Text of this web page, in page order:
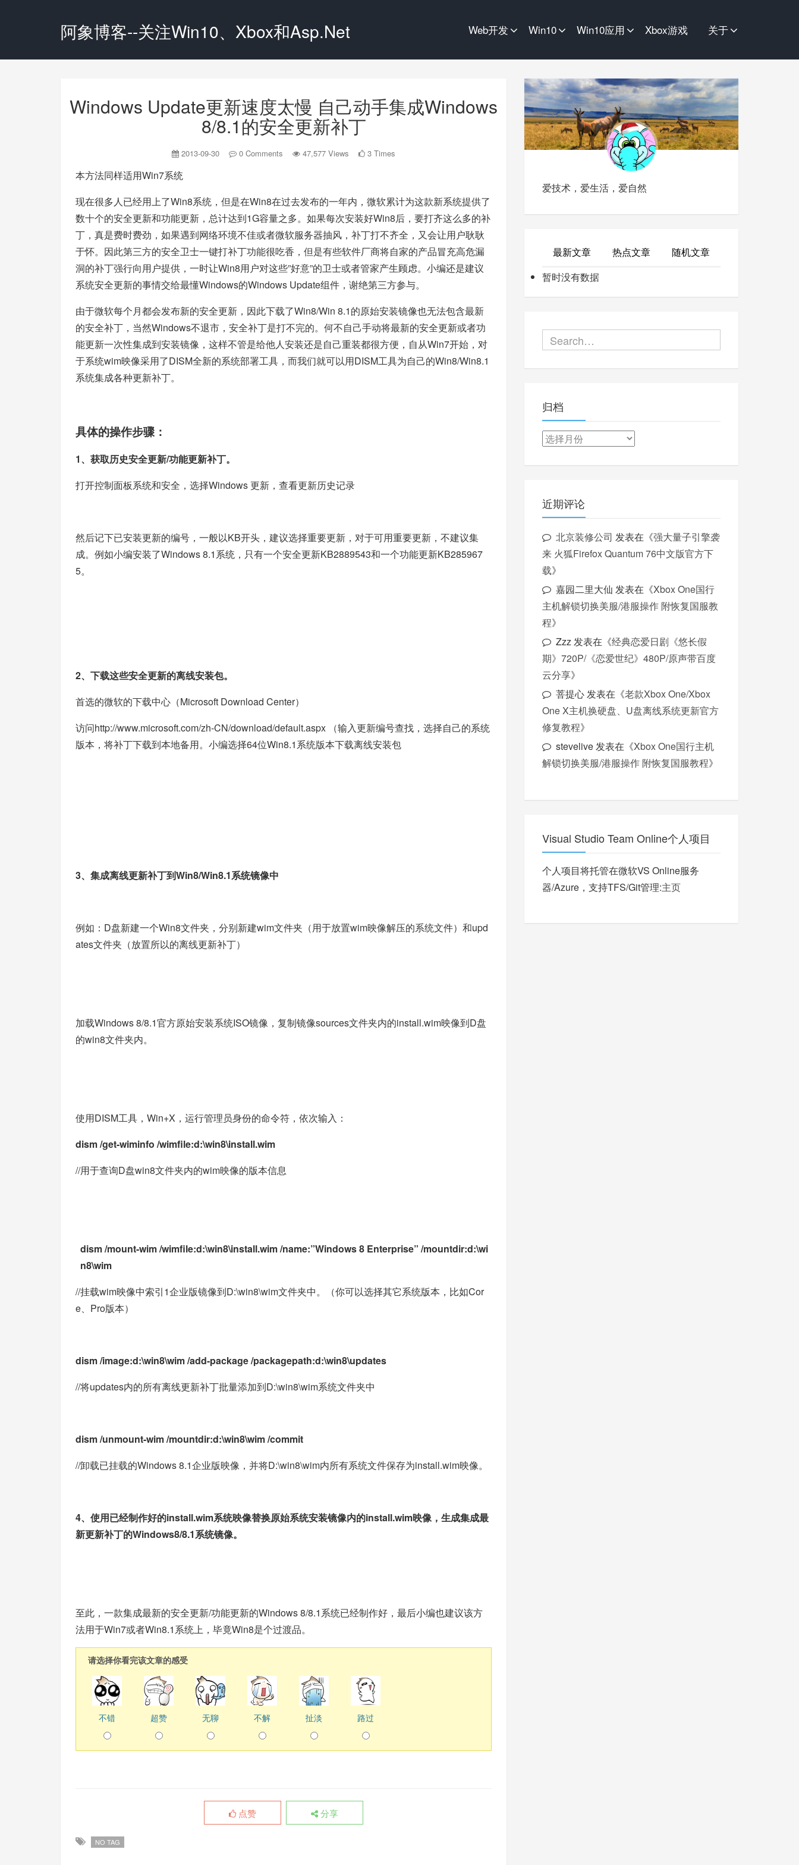
阿象博客--关注Win10、Xbox和Asp.Net Web开发 Win10 Win10应用 Xbox游戏 关于
Windows Update更新速度太慢 自己动手集成Windows
8/8.1的安全更新补丁
2013-09-30 0 Comments 47,577 Views 3 Times
本方法同样适用Win7系统
现在很多人已经用上了Win8系统，但是在Win8在过去发布的一年内，微软累计为这款新系统提供了
数十个的安全更新和功能更新，总计达到1G容量之多。如果每次安装好Win8后，要打齐这么多的补
丁，真是费时费劲，如果遇到网络环境不佳或者微软服务器抽风，补丁打不齐全，又会让用户耿耿
于怀。因此第三方的安全卫士一键打补丁功能很吃香，但是有些软件厂商将自家的产品冒充高危漏
洞的补丁强行向用户提供，一时让Win8用户对这些”好意”的卫士或者管家产生顾虑。小编还是建议
系统安全更新的事情交给最懂Windows的Windows Update组件，谢绝第三方参与。
由于微软每个月都会发布新的安全更新，因此下载了Win8/Win 8.1的原始安装镜像也无法包含最新
的安全补丁，当然Windows不退市，安全补丁是打不完的。何不自己手动将最新的安全更新或者功
能更新一次性集成到安装镜像，这样不管是给他人安装还是自己重装都很方便，自从Win7开始，对
于系统wim映像采用了DISM全新的系统部署工具，而我们就可以用DISM工具为自己的Win8/Win8.1
系统集成各种更新补丁。
具体的操作步骤：
1、获取历史安全更新/功能更新补丁。
打开控制面板系统和安全，选择Windows 更新，查看更新历史记录
然后记下已安装更新的编号，一般以KB开头，建议选择重要更新，对于可用重要更新，不建议集
成。例如小编安装了Windows 8.1系统，只有一个安全更新KB2889543和一个功能更新KB285967
5。
2、下载这些安全更新的离线安装包。
首选的微软的下载中心（Microsoft Download Center）
访问http://www.microsoft.com/zh-CN/download/default.aspx （输入更新编号查找，选择自己的系统
版本，将补丁下载到本地备用。小编选择64位Win8.1系统版本下载离线安装包
3、集成离线更新补丁到Win8/Win8.1系统镜像中
例如：D盘新建一个Win8文件夹，分别新建wim文件夹（用于放置wim映像解压的系统文件）和upd
ates文件夹（放置所以的离线更新补丁）
加载Windows 8/8.1官方原始安装系统ISO镜像，复制镜像sources文件夹内的install.wim映像到D盘
的win8文件夹内。
使用DISM工具，Win+X，运行管理员身份的命令符，依次输入：
dism /get-wiminfo /wimfile:d:\win8\install.wim
//用于查询D盘win8文件夹内的wim映像的版本信息
dism /mount-wim /wimfile:d:\win8\install.wim /name:”Windows 8 Enterprise” /mountdir:d:\wi
n8\wim
//挂载wim映像中索引1企业版镜像到D:\win8\wim文件夹中。（你可以选择其它系统版本，比如Cor
e、Pro版本）
dism /image:d:\win8\wim /add-package /packagepath:d:\win8\updates
//将updates内的所有离线更新补丁批量添加到D:\win8\wim系统文件夹中
dism /unmount-wim /mountdir:d:\win8\wim /commit
//卸载已挂载的Windows 8.1企业版映像，并将D:\win8\wim内所有系统文件保存为install.wim映像。
4、使用已经制作好的install.wim系统映像替换原始系统安装镜像内的install.wim映像，生成集成最
新更新补丁的Windows8/8.1系统镜像。
至此，一款集成最新的安全更新/功能更新的Windows 8/8.1系统已经制作好，最后小编也建议该方
法用于Win7或者Win8.1系统上，毕竟Win8是个过渡品。
请选择你看完该文章的感受
不错 超赞 无聊 不解 扯淡 路过
点赞 分享
NO TAG
爱技术，爱生活，爱自然
最新文章 热点文章
随机文章
暂时没有数据
归档
归
近期评论
北京装修公司 发表在《强大量子引擎袭
来 火狐Firefox Quantum 76中文版官方下
载》
嘉园二里大仙 发表在《Xbox One国行
主机解锁切换美服/港服操作 附恢复国服教
程》
Zzz发表在《经典恋爱日剧《悠长假
期》720P/《恋爱世纪》480P/原声带百度
云分享》
菩提心发表在《老款Xbox One/Xbox
One X主机换硬盘、U盘离线系统更新官方
修复教程》
stevelive发表在《Xbox One国行主机
解锁切换美服/港服操作 附恢复国服教程》
Visual Studio Team Online个人项目
个人项目将托管在微软VS Online服务
器/Azure，支持TFS/Git管理:主页